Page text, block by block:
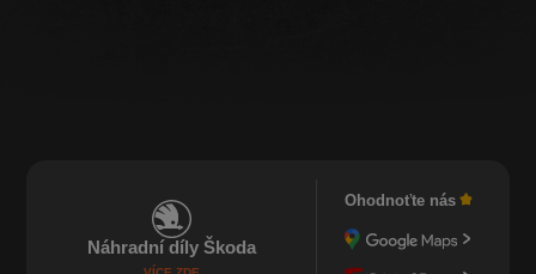
Náhradní díly Škoda
Ohodnoťte nás